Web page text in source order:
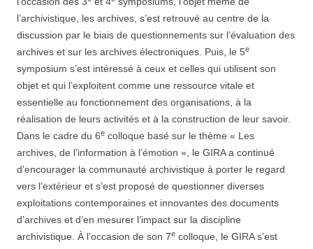
l’archivistique, les archives, s’est retrouvé au centre de la
discussion par le biais de questionnements sur l’évaluation des
archives et sur les archives électroniques. Puis, le 5e
symposium s’est intéressé à ceux et celles qui utilisent son
objet et qui l’exploitent comme une ressource vitale et
essentielle au fonctionnement des organisations, à la
réalisation de leurs activités et à la construction de leur savoir.
Dans le cadre du 6e colloque basé sur le thème « Les
archives, de l’information à l’émotion », le GIRA a continué
d’encourager la communauté archivistique à porter le regard
vers l’extérieur et s’est proposé de questionner diverses
exploitations contemporaines et innovantes des documents
d’archives et d’en mesurer l’impact sur la discipline
archivistique. À l’occasion de son 7e colloque, le GIRA s’est